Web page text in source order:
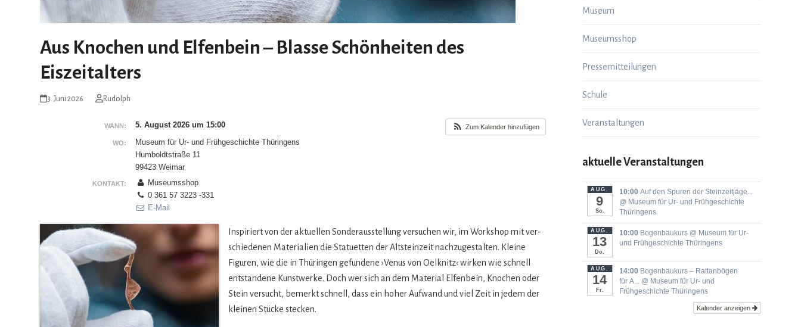
Aus Knochen und Elfenbein – Blasse Schönheiten des
Eiszeitalters
3. Juni 2026 Rudolph
Zum Kalender hinzufügen
WANN: 5. August 2026 um 15:00
WO:
Museum für Ur- und Frühgeschichte Thüringens
Humboldtstraße 11
99423 Weimar
KONTAKT:
Museumsshop
0 361 57 3223 -331
E-Mail
Inspi­riert von der aktu­el­len Son­der­aus­stel­lung ver­su­chen wir, im Work­shop mit ver­
schie­de­nen Mate­ria­lien die Sta­tu­et­ten der Alt­stein­zeit nach­zu­ge­stal­ten. Kleine
Figu­ren, wie die in Thü­rin­gen gefun­dene ›Venus von Oel­knitz‹ wir­ken wie schnell
ent­stan­dene Kunst­werke. Doch wer sich an dem Mate­rial Elfen­bein, Kno­chen oder
Stein ver­sucht, bemerkt schnell, dass ein hoher Auf­wand und viel Zeit in jedem der
klei­nen Stü­cke stecken.
Museum
Museumsshop
Pressemitteilungen
Schule
Veranstaltungen
aktuelle Veranstaltungen
AUG.
9
So.
10:00Auf den Spuren der Steinzeitjäge...
@ Museum für Ur- und Frühgeschichte
Thüringens
AUG.
13
Do.
10:00 Bogenbaukurs @ Museum für Ur-
und Frühgeschichte Thüringens
AUG.
14
Fr.
14:00 Bogenbaukurs ‒ Rattanbögen
für A... @ Museum für Ur- und
Frühgeschichte Thüringens
Kalender anzeigen